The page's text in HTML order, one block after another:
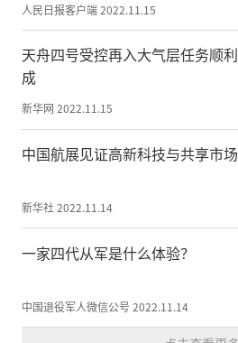
目前，精钢制造产业园已
配件8万吨精密锻件智能
山东鼎鑫机械制造80万
生产项目，北京握澜伟业
钢棒材精深加工项目和北
造4万吨特钢锻件加工
约，总投资10.7亿元。
人民日报客户端2022.11.15
天舟四号受控再入大气层任务顺
成
新华网 2022.11.15
中国航展见证高新科技与共享市场
新华社2022.11.14
一家四代从军是什么体验？
中国退役军人微信公号 2022.11.14